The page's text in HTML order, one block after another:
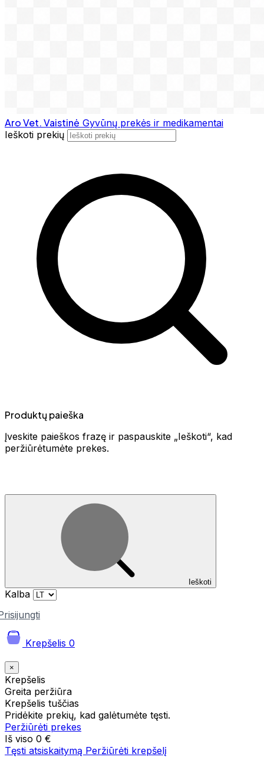
Aro Vet. Vaistinė Gyvūnų prekės ir medikamentai
Ieškoti prekių
Produktų paieška
Įveskite paieškos frazę ir paspauskite „Ieškoti“, kad
peržiūrėtumėte prekes.
Ieškoti
Kalba
Krepšelis 0
×
Krepšelis
Greita peržiūra
Krepšelis tuščias
Pridėkite prekių, kad galėtumėte tęsti.
Peržiūrėti prekes
Iš viso 0 €
Tęsti atsiskaitymą Peržiūrėti krepšelį